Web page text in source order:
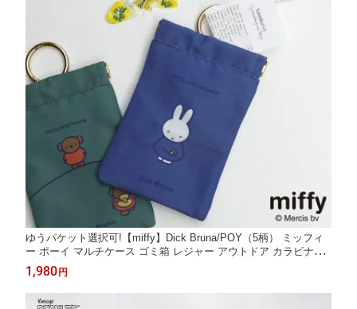
ゆうパケット選択可!【miffy】Dick Bruna/POY（5柄） ミッフィ
ー ポーイ マルチケース ゴミ箱 レジャー アウトドア カラビナ付
き コンシェルジュ楽天市場店 ヘミングス公式ショップ ギフト
1,980円